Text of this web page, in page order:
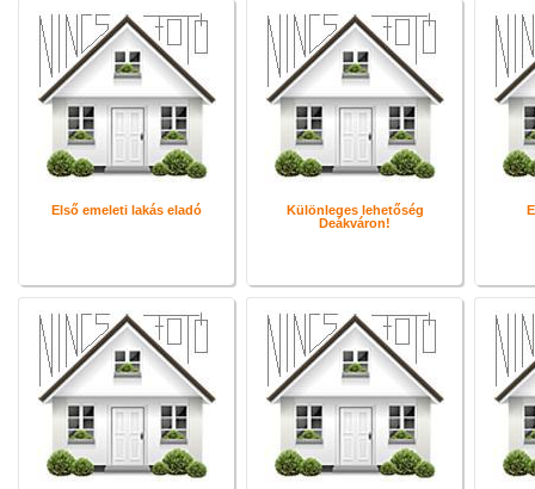
Első emeleti lakás eladó
Különleges lehetőség
Deákváron!